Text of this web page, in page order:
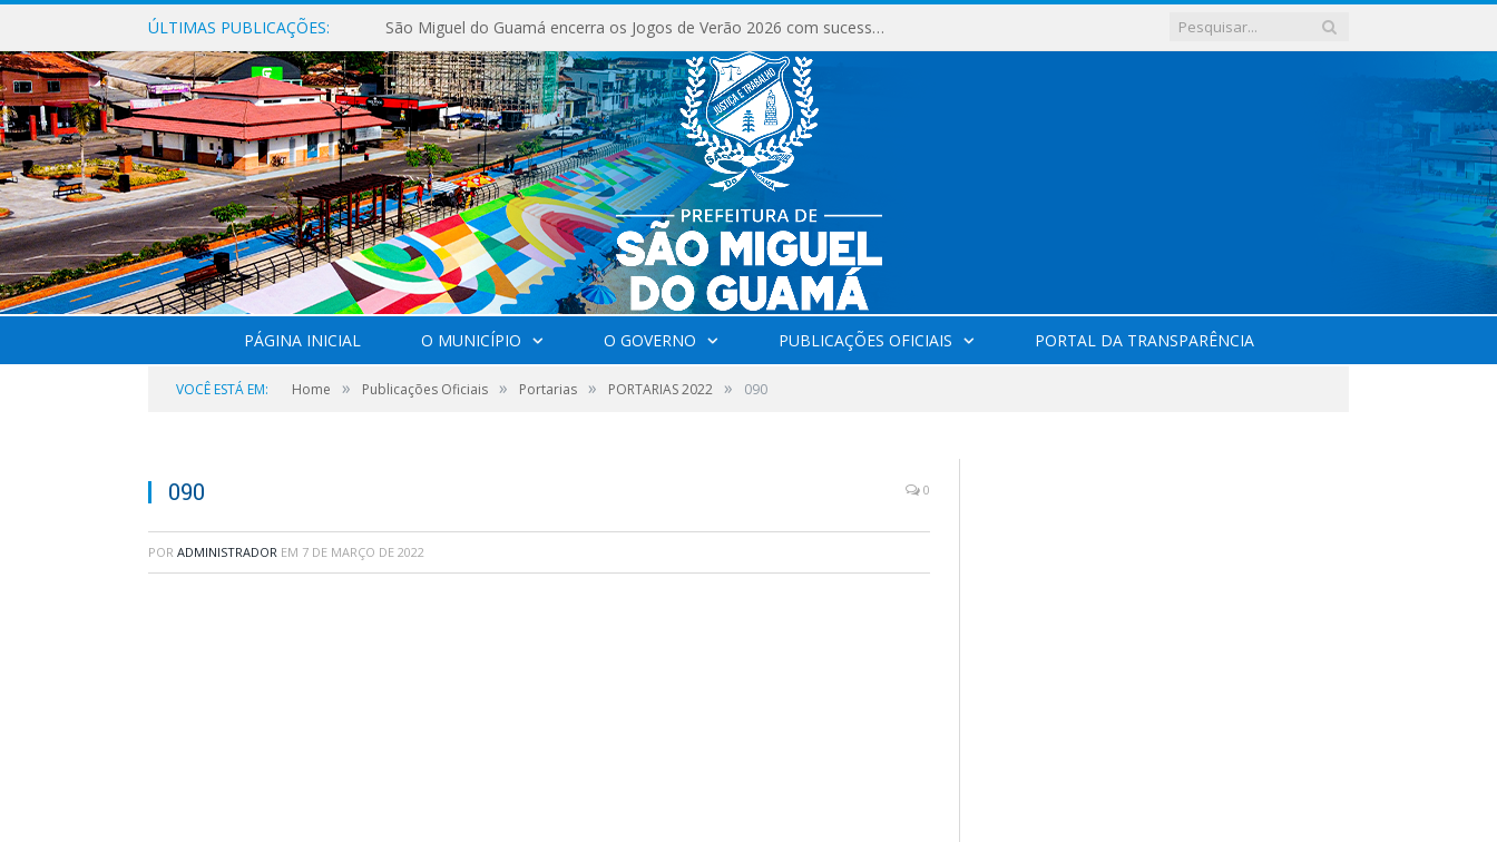
ÚLTIMAS PUBLICAÇÕES: São Miguel do Guamá encerra os Jogos de Verão 2026 com sucesso de público e competições.
PÁGINA INICIAL O MUNICÍPIO O GOVERNO PUBLICAÇÕES OFICIAIS PORTAL DA TRANSPARÊNCIA
VOCÊ ESTÁ EM: Home » Publicações Oficiais » Portarias » PORTARIAS 2022 » 090
090 0
POR ADMINISTRADOR EM 7 DE MARÇO DE 2022